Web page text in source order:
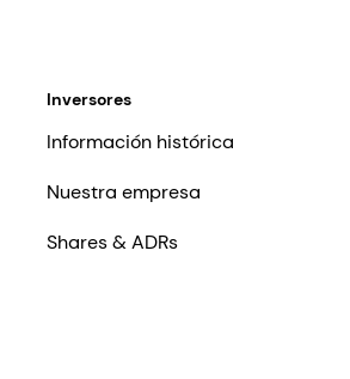
Inversores
Información histórica
Nuestra empresa
Shares & ADRs